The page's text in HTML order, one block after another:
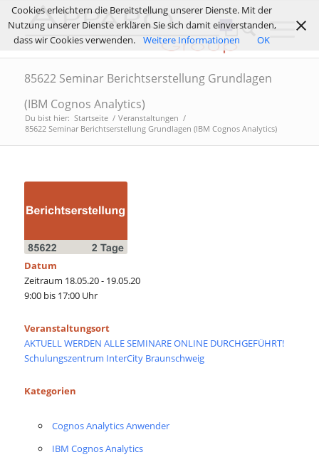
85622 Seminar Berichtserstellung Grundlagen
(IBM Cognos Analytics)
Du bist hier: Startseite / Veranstaltungen /
85622 Seminar Berichtserstellung Grundlagen (IBM Cognos Analytics)
Datum
Zeitraum 18.05.20 - 19.05.20
9:00 bis 17:00 Uhr
Veranstaltungsort
AKTUELL WERDEN ALLE SEMINARE ONLINE DURCHGEFÜHRT!
Schulungszentrum InterCity Braunschweig
Kategorien
Cognos Analytics Anwender
IBM Cognos Analytics
Cookies erleichtern die Bereitstellung unserer Dienste. Mit der
Nutzung unserer Dienste erklären Sie sich damit einverstanden,
dass wir Cookies verwenden.
Weitere Informationen OK